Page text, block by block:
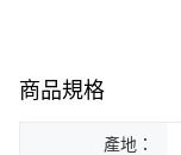
商品規格
產地：